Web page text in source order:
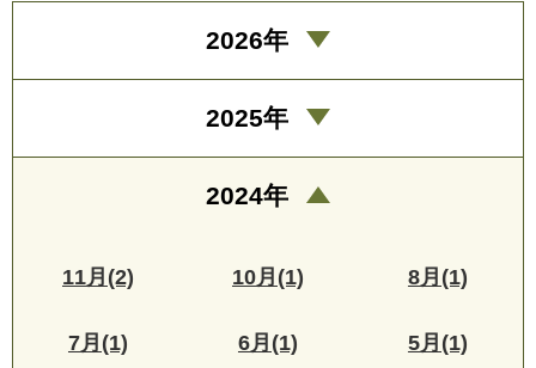
2026年
2025年
2024年
11月(2) 10月(1) 8月(1)
7月(1) 6月(1) 5月(1)